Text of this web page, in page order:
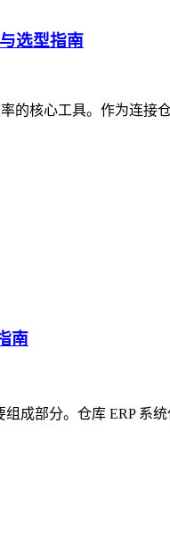
选型指南
的核心工具。作为连
南
成部分。仓库 ERP 系